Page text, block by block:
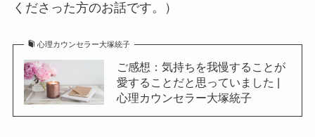
くださった方のお話です。）
心理カウンセラー大塚統子
ご感想：気持ちを我慢することが
愛することだと思っていました |
心理カウンセラー大塚統子